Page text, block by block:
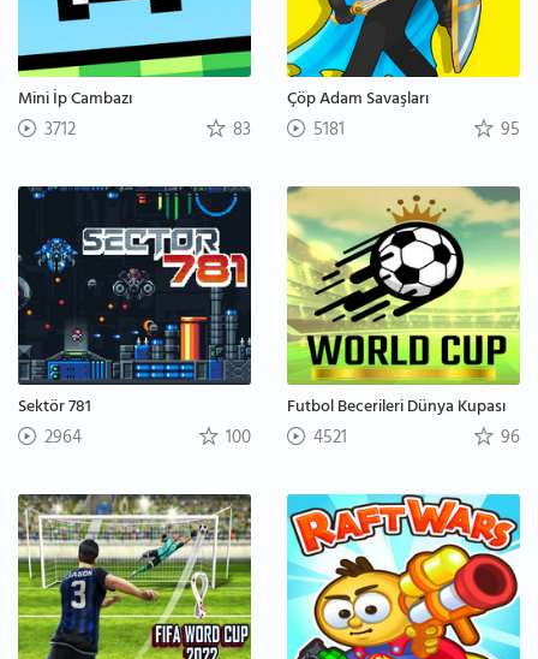
Mini İp Cambazı
3712 83
Çöp Adam Savaşları
5181 95
Sektör 781
2964 100
Futbol Becerileri Dünya Kupası
4521 96